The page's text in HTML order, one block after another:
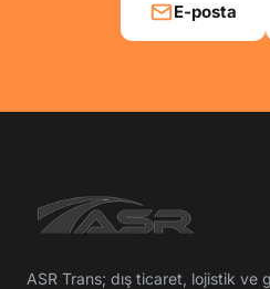
E-posta
ASR Trans; dış ticaret, lojistik ve